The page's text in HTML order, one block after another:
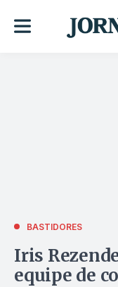
BASTIDORES
Iris
equipe de